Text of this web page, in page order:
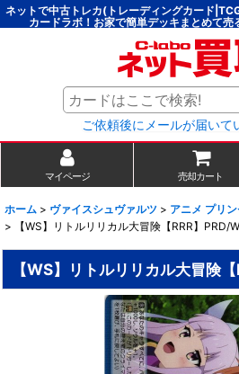
ネットで中古トレカ(トレーディングカード
カードラボ！お家で簡単デッキまとめて売
ご依頼後にメールが届いて
マイページ 売却カート
ホーム > ヴァイスシュヴァルツ > アニメ プリ
>
【WS】リトルリリカル大冒険【RRR】PRD/
【WS】リトルリリカル大冒険